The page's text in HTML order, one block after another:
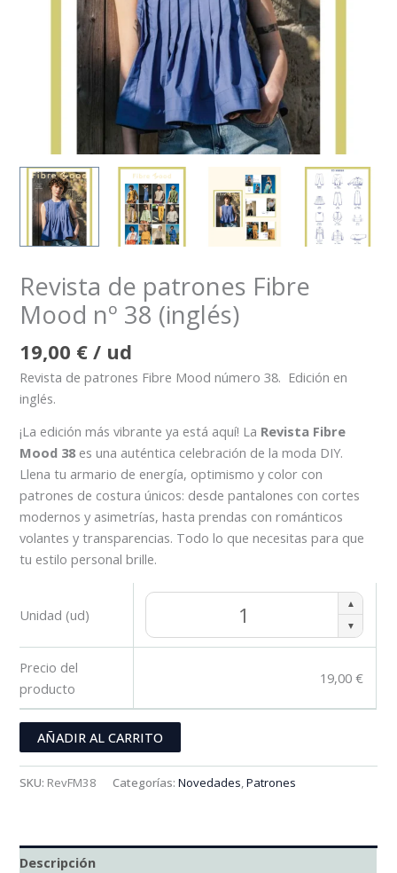
Revista de patrones Fibre
Mood nº 38 (inglés)
19,00 € / ud
Revista de patrones Fibre Mood número 38. Edición en
inglés.
¡La edición más vibrante ya está aquí! La Revista Fibre
Mood 38 es una auténtica celebración de la moda DIY.
Llena tu armario de energía, optimismo y color con
patrones de costura únicos: desde pantalones con cortes
modernos y asimetrías, hasta prendas con románticos
volantes y transparencias. Todo lo que necesitas para que
tu estilo personal brille.
Unidad (ud)
▲
▼
Precio del
producto
19,00 €
AÑADIR AL CARRITO
SKU: RevFM38 Categorías:Novedades,Patrones
Descripción